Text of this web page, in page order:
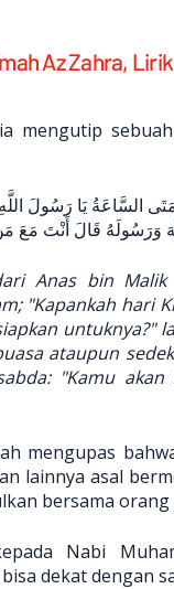
Az Zahra,
mengutip
وَرَسُولَهُ قَالَ أَنْتَ مَعَ
Anas bin
"Kapankah hari
untuknya?"
ataupun
"Kamu
mengupas
lainnya asal
bersama orang
Nabi
dekat dengan